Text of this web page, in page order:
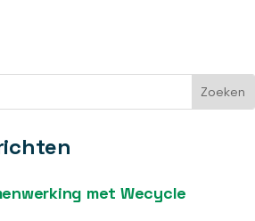
met Wecycle